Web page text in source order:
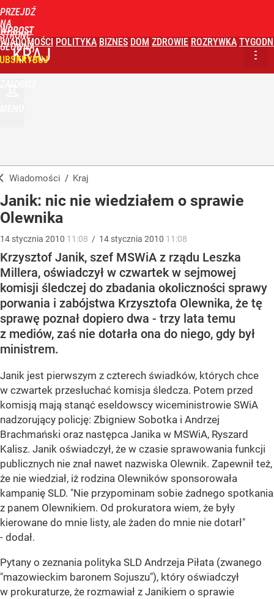
PRZEJDŹ
NA
STRONĘ
GŁÓWNĄ
WPROST
WIADOMOŚCI POLITYKA BIZNES DOM ZDROWIE ROZRYWKA
KRAJ
Wiadomości / Kraj
Janik: nic nie wiedziałem o sprawie
Olewnika
14 stycznia 2010 11:08 / 14 stycznia 2010 11:08
Krzysztof Janik, szef MSWiA z rządu Leszka
Millera, oświadczył w czwartek w sejmowej
komisji śledczej do zbadania okoliczności sprawy
porwania i zabójstwa Krzysztofa Olewnika, że tę
sprawę poznał dopiero dwa - trzy lata temu
z mediów, zaś nie dotarła ona do niego, gdy był
ministrem.
Janik jest pierwszym z czterech świadków, których chce
w czwartek przesłuchać komisja śledcza. Potem przed
komisją mają stanąć eseldowscy wiceministrowie SWiA
nadzorujący policję: Zbigniew Sobotka i Andrzej
Brachmański oraz następca Janika w MSWiA, Ryszard
Kalisz. Janik oświadczył, że w czasie sprawowania funkcji
publicznych nie znał nawet nazwiska Olewnik. Zapewnił też,
że nie wiedział, iż rodzina Olewników sponsorowała
kampanię SLD. "Nie przypominam sobie żadnego spotkania
z panem Olewnikiem. Od prokuratora wiem, że były
kierowane do mnie listy, ale żaden do mnie nie dotarł"
- dodał.
Pytany o zeznania polityka SLD Andrzeja Piłata (zwanego
"mazowieckim baronem Sojuszu"), który oświadczył
w prokuraturze, że rozmawiał z Janikiem o sprawie